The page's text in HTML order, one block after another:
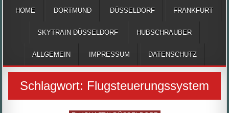
HOME DORTMUND DÜSSELDORF FRANKFURT
SKYTRAIN DÜSSELDORF HUBSCHRAUBER
ALLGEMEIN IMPRESSUM DATENSCHUTZ
Schlagwort: Flugsteuerungssystem